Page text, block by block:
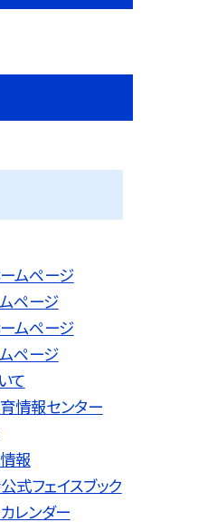
ムページ
ページ
ムページ
ページ
て
育情報センター
報
式フェイスブック
レンダー